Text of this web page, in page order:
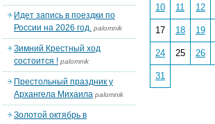
10 11 12
17 18 19
24 25 26
31
Идет запись в поездки по
России на 2026 год. palomnik
Зимний Крестный ход
состоится ! palomnik
Престольный праздник у
Архангела Михаила palomnik
Золотой октябрь в